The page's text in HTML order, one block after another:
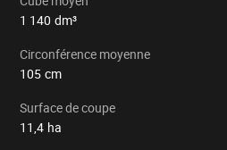
1 140 dm³
Circonférence moyenne
105 cm
Surface de coupe
11,4 ha